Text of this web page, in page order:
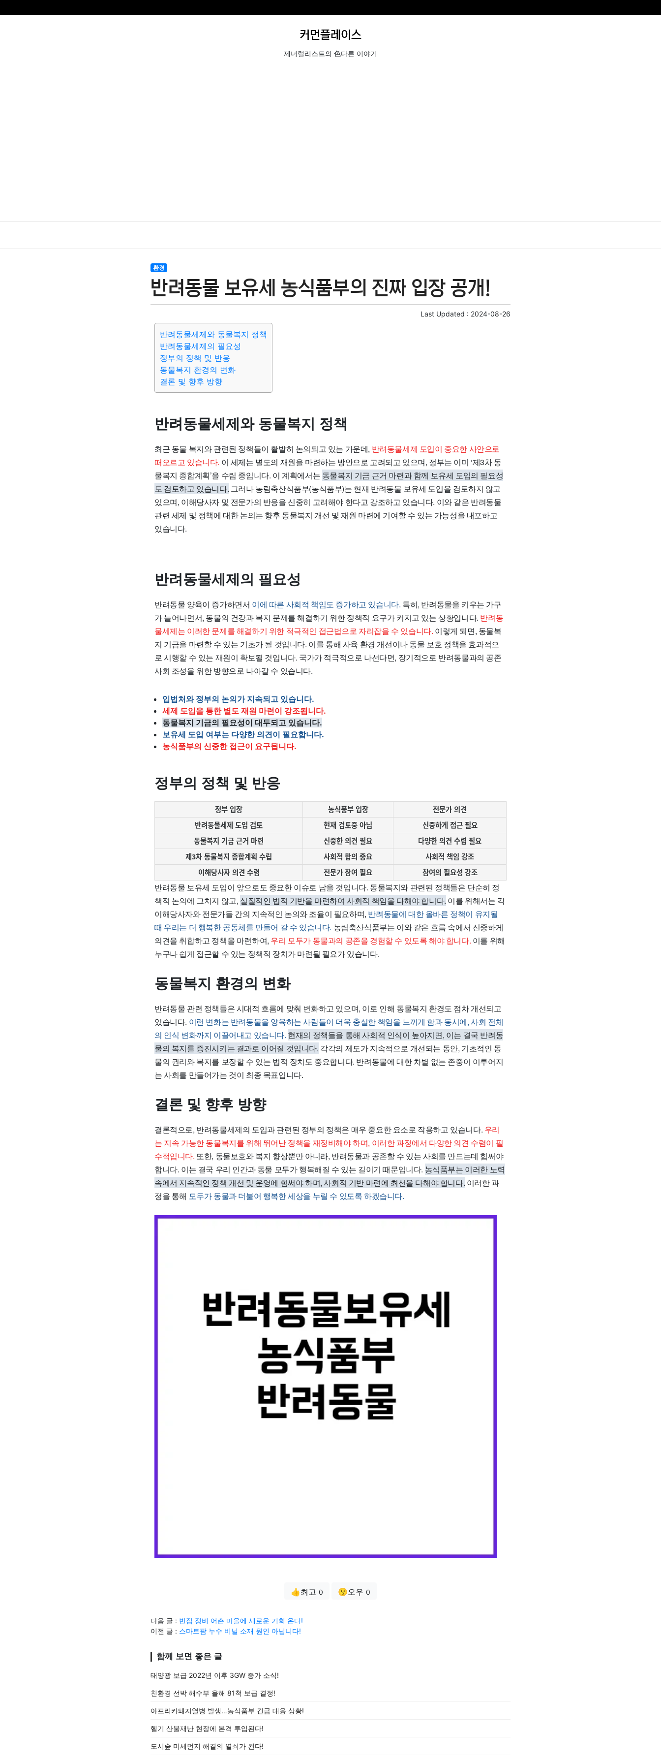
커먼플레이스
제너럴리스트의 色다른 이야기
환경
반려동물 보유세 농식품부의 진짜 입장 공개!
Last Updated : 2024-08-26
반려동물세제와 동물복지 정책
반려동물세제의 필요성
정부의 정책 및 반응
동물복지 환경의 변화
결론 및 향후 방향
반려동물세제와 동물복지 정책
최근 동물 복지와 관련된 정책들이 활발히 논의되고 있는 가운데, 반려동물세제 도입이 중요한 사안으로
떠오르고 있습니다. 이 세제는 별도의 재원을 마련하는 방안으로 고려되고 있으며, 정부는 이미 ‘제3차 동
물복지 종합계획’을 수립 중입니다. 이 계획에서는 동물복지 기금 근거 마련과 함께 보유세 도입의 필요성
도 검토하고 있습니다. 그러나 농림축산식품부(농식품부)는 현재 반려동물 보유세 도입을 검토하지 않고
있으며, 이해당사자 및 전문가의 반응을 신중히 고려해야 한다고 강조하고 있습니다. 이와 같은 반려동물
관련 세제 및 정책에 대한 논의는 향후 동물복지 개선 및 재원 마련에 기여할 수 있는 가능성을 내포하고
있습니다.
반려동물세제의 필요성
반려동물 양육이 증가하면서 이에 따른 사회적 책임도 증가하고 있습니다. 특히, 반려동물을 키우는 가구
가 늘어나면서, 동물의 건강과 복지 문제를 해결하기 위한 정책적 요구가 커지고 있는 상황입니다. 반려동
물세제는 이러한 문제를 해결하기 위한 적극적인 접근법으로 자리잡을 수 있습니다. 이렇게 되면, 동물복
지 기금을 마련할 수 있는 기초가 될 것입니다. 이를 통해 사육 환경 개선이나 동물 보호 정책을 효과적으
로 시행할 수 있는 재원이 확보될 것입니다. 국가가 적극적으로 나선다면, 장기적으로 반려동물과의 공존
사회 조성을 위한 방향으로 나아갈 수 있습니다.
입법처와 정부의 논의가 지속되고 있습니다.
세제 도입을 통한 별도 재원 마련이 강조됩니다.
동물복지 기금의 필요성이 대두되고 있습니다.
보유세 도입 여부는 다양한 의견이 필요합니다.
농식품부의 신중한 접근이 요구됩니다.
정부의 정책 및 반응
정부 입장 농식품부 입장
전문가 의견
반려동물세제 도입 검토
현재 검토중 아님
신중하게 접근 필요
동물복지 기금 근거 마련
신중한 의견 필요
다양한 의견 수렴 필요
제3차 동물복지 종합계획 수립
사회적 합의 중요
사회적 책임 강조
이해당사자 의견 수렴
전문가 참여 필요 참여의 필요성 강조
반려동물 보유세 도입이 앞으로도 중요한 이슈로 남을 것입니다. 동물복지와 관련된 정책들은 단순히 정
책적 논의에 그치지 않고, 실질적인 법적 기반을 마련하여 사회적 책임을 다해야 합니다. 이를 위해서는 각
이해당사자와 전문가들 간의 지속적인 논의와 조율이 필요하며, 반려동물에 대한 올바른 정책이 유지될
때 우리는 더 행복한 공동체를 만들어 갈 수 있습니다. 농림축산식품부는 이와 같은 흐름 속에서 신중하게
의견을 취합하고 정책을 마련하여, 우리 모두가 동물과의 공존을 경험할 수 있도록 해야 합니다. 이를 위해
누구나 쉽게 접근할 수 있는 정책적 장치가 마련될 필요가 있습니다.
동물복지 환경의 변화
반려동물 관련 정책들은 시대적 흐름에 맞춰 변화하고 있으며, 이로 인해 동물복지 환경도 점차 개선되고
있습니다. 이런 변화는 반려동물을 양육하는 사람들이 더욱 충실한 책임을 느끼게 함과 동시에, 사회 전체
의 인식 변화까지 이끌어내고 있습니다. 현재의 정책들을 통해 사회적 인식이 높아지면, 이는 결국 반려동
물의 복지를 증진시키는 결과로 이어질 것입니다. 각각의 제도가 지속적으로 개선되는 동안, 기초적인 동
물의 권리와 복지를 보장할 수 있는 법적 장치도 중요합니다. 반려동물에 대한 차별 없는 존중이 이루어지
는 사회를 만들어가는 것이 최종 목표입니다.
결론 및 향후 방향
결론적으로, 반려동물세제의 도입과 관련된 정부의 정책은 매우 중요한 요소로 작용하고 있습니다. 우리
는 지속 가능한 동물복지를 위해 뛰어난 정책을 재정비해야 하며, 이러한 과정에서 다양한 의견 수렴이 필
수적입니다. 또한, 동물보호와 복지 향상뿐만 아니라, 반려동물과 공존할 수 있는 사회를 만드는데 힘써야
합니다. 이는 결국 우리 인간과 동물 모두가 행복해질 수 있는 길이기 때문입니다. 농식품부는 이러한 노력
속에서 지속적인 정책 개선 및 운영에 힘써야 하며, 사회적 기반 마련에 최선을 다해야 합니다. 이러한 과
정을 통해 모두가 동물과 더불어 행복한 세상을 누릴 수 있도록 하겠습니다.
👍최고 0 😗오우 0
다음 글 : 빈집 정비 어촌 마을에 새로운 기회 온다!
이전 글 : 스마트팜 누수 비닐 소재 원인 아닙니다!
함께 보면 좋은 글
태양광 보급 2022년 이후 3GW 증가 소식!
친환경 선박 해수부 올해 81척 보급 결정!
아프리카돼지열병 발생…농식품부 긴급 대응 상황!
헬기 산불재난 현장에 본격 투입된다!
도시숲 미세먼지 해결의 열쇠가 된다!